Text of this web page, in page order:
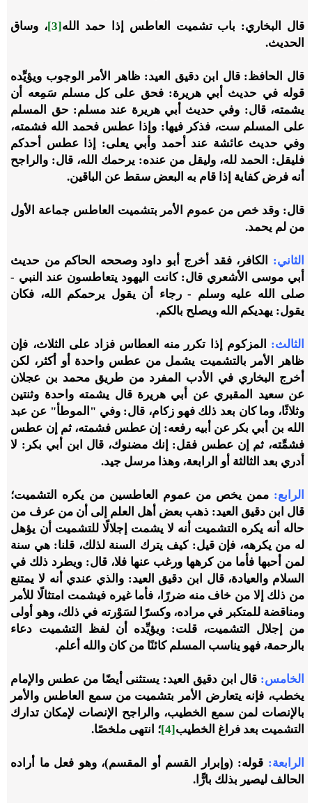
قال البخاري: باب تشميت العاطس إذا حمد الله[3]
، وساق
الحديث.
قال الحافظ: قال ابن دقيق العيد: ظاهر الأمر الوجوب ويؤيِّده
قوله في حديث أبي هريرة: فحق على كل مسلم سَمِعه أن
يشمته، قال: وفي حديث أبي هريرة عند مسلم: حق المسلم
على المسلم ست، فذكر فيها: وإذا عطس فحمد الله فشمته،
وفي حديث عائشة عند أحمد وأبي يعلى: إذا عطس أحدكم
فليقل: الحمد لله، وليقل من عنده: يرحمك الله، قال: والراجح
أنه فرض كفاية إذا قام به البعض سقط عن الباقين.
قال: وقد خص من عموم الأمر بتشميت العاطس جماعة الأول
من لم يحمد.
الثاني:
الكافر، فقد أخرج أبو داود وصححه الحاكم من حديث
أبي موسى الأشعري قال: كانت اليهود يتعاطسون عند النبي -
صلى الله عليه وسلم - رجاء أن يقول يرحمكم الله، فكان
يقول: يهديكم الله ويصلح بالكم.
الثالث:
المزكوم إذا تكرر منه العطاس فزاد على الثلاث، فإن
ظاهر الأمر بالتشميت يشمل من عطس واحدة أو أكثر، لكن
أخرج البخاري في الأدب المفرد من طريق محمد بن عجلان
عن سعيد المقبري عن أبي هريرة قال يشمته واحدة وثنتين
وثلاثًا، وما كان بعد ذلك فهو زكام، قال: وفي "الموطأ" عن عبد
الله بن أبي بكر عن أبيه رفعه: إن عطس فشمته، ثم إن عطس
فشمِّته، ثم إن عطس فقل: إنك مضنوك، قال ابن أبي بكر: لا
أدري بعد الثالثة أو الرابعة، وهذا مرسل جيد.
الرابع: ممن يخص من عموم العاطسين من يكره التشميت؛
قال ابن دقيق العيد: ذهب بعض أهل العلم إلى أن من عرف من
حاله أنه يكره التشميت أنه لا يشمت إجلالًا للتشميت أن يؤهل
له من يكرهه، فإن قيل: كيف يترك السنة لذلك، قلنا: هي سنة
لمن أحبها فأما من كرهها ورغب عنها فلا، قال: ويطرد ذلك في
السلام والعيادة، قال ابن دقيق العيد: والذي عندي أنه لا يمتنع
من ذلك إلا من خاف منه ضررًا، فأما غيره فيشمت امتثالًا للأمر
ومناقضة للمتكبر في مراده، وكسرًا لسَوْرته في ذلك، وهو أولى
من إجلال التشميت، قلت: ويؤيِّده أن لفظ التشميت دعاء
بالرحمة، فهو يناسب المسلم كائنًا من كان والله أعلم.
الخامس: قال ابن دقيق العيد: يستثنى أيضًا من عطس والإمام
يخطب، فإنه يتعارض الأمر بتشميت من سمع العاطس والأمر
بالإنصات لمن سمع الخطيب، والراجح الإنصات لإمكان تدارك
التشميت بعد فراغ الخطيب[4] ؛ انتهى ملخصًا.
الرابعة: قوله: (وإبرار القسم أو المقسم)، وهو فعل ما أراده
الحالف ليصير بذلك بارًّا.